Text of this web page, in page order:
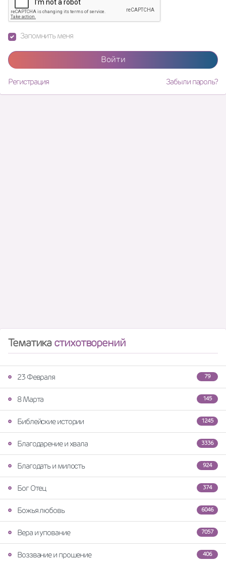
Запомнить меня
Войти
Регистрация Забыли пароль?
Тематикастихотворений
79
23 Февраля
145
8 Марта
1245
Библейские истории
3336
Благодарение и хвала
924
Благодать и милость
374
Бог Отец
6046
Божья любовь
7057
Вера и упование
406
Воззвание и прошение